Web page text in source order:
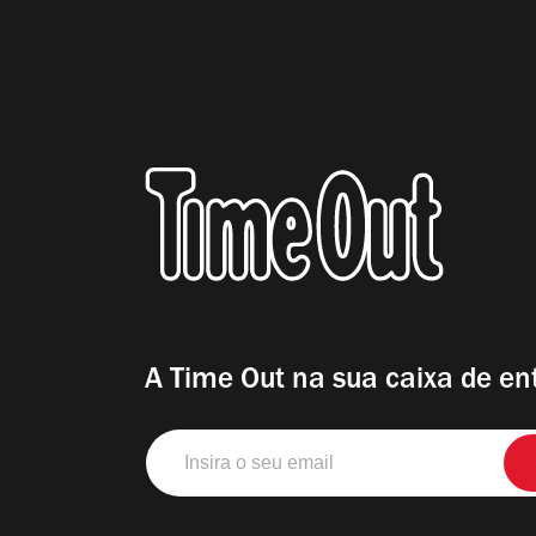
A Time Out na sua caixa de
Insira
o
seu